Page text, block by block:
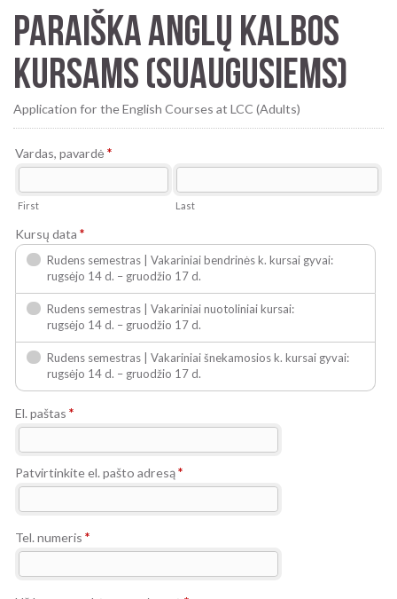
PARAIŠKA ANGLŲ KALBOS
KURSAMS (SUAUGUSIEMS)
Application for the English Courses at LCC (Adults)
Vardas, pavardė *
First Last
Kursų data *
Rudens semestras | Vakariniai bendrinės k. kursai gyvai:
rugsėjo 14 d. – gruodžio 17 d.
Rudens semestras | Vakariniai nuotoliniai kursai:
rugsėjo 14 d. – gruodžio 17 d.
Rudens semestras | Vakariniai šnekamosios k. kursai gyvai:
rugsėjo 14 d. – gruodžio 17 d.
El. paštas *
Patvirtinkite el. pašto adresą*
Tel. numeris *